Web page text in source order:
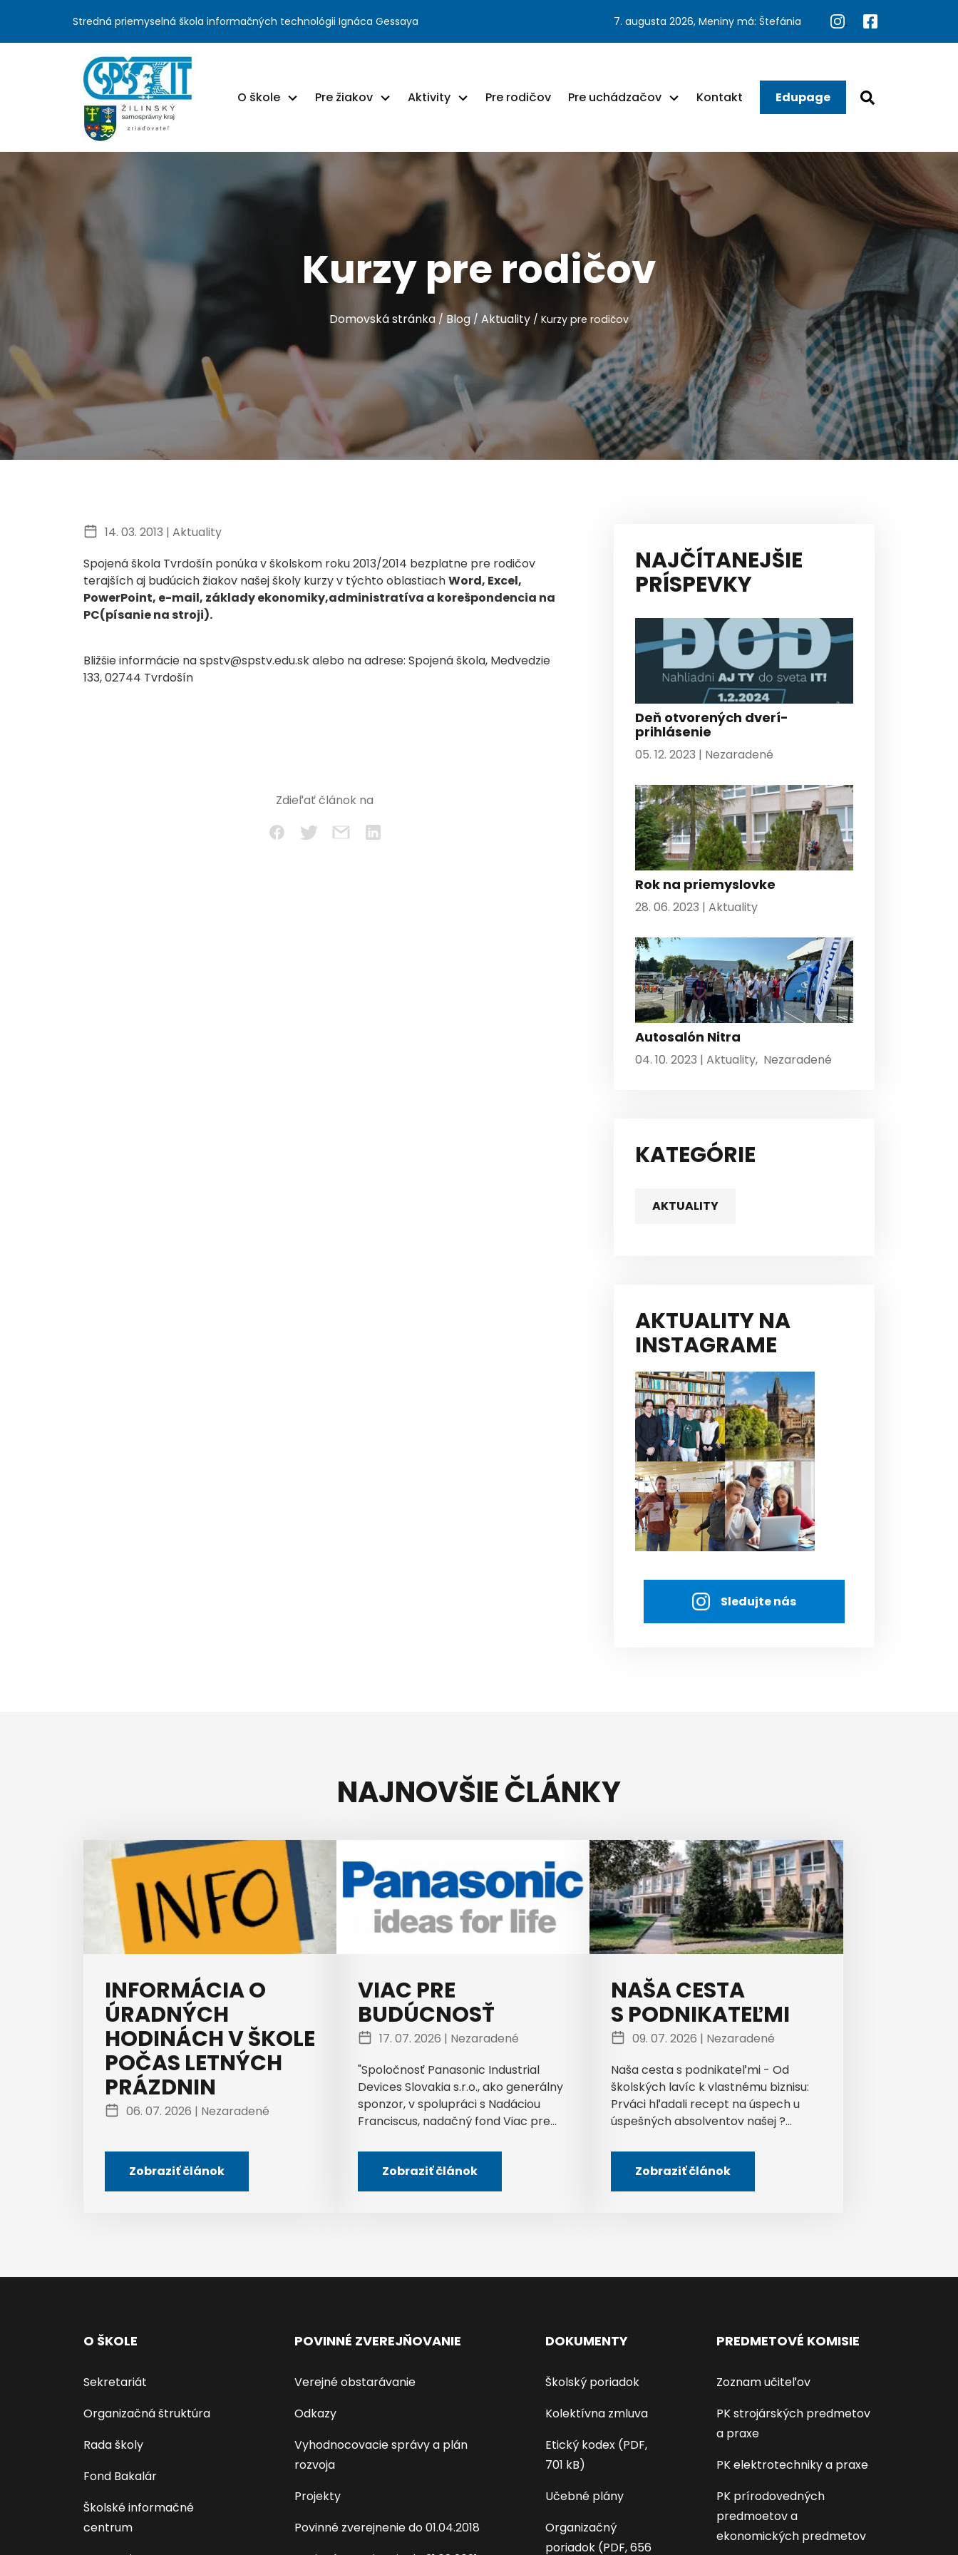
Stredná priemyselná škola informačných technológii Ignáca Gessaya 7. augusta 2026, Meniny má: Štefánia
O škole Pre žiakov Aktivity Pre rodičov Pre uchádzačov Kontakt Edupage
Kurzy pre rodičov
Domovská stránka /Blog/ Aktuality / Kurzy pre rodičov
14. 03. 2013 | Aktuality
Spojená škola Tvrdošín ponúka v školskom roku 2013/2014 bezplatne pre rodičov
terajších aj budúcich žiakov našej školy kurzy v týchto oblastiachWord, Excel,
PowerPoint, e-mail, základy ekonomiky,administratíva a korešpondencia na
PC(písanie na stroji).
Bližšie informácie na spstv@spstv.edu.sk alebo na adrese: Spojená škola, Medvedzie
133, 02744 Tvrdošín
Zdieľať článok na
NAJČÍTANEJŠIE
PRÍSPEVKY
Deň otvorených dverí-
prihlásenie
05. 12. 2023 | Nezaradené
Rok na priemyslovke
28. 06. 2023 | Aktuality
Autosalón Nitra
04. 10. 2023 | Aktuality, Nezaradené
KATEGÓRIE
AKTUALITY
AKTUALITY NA
INSTAGRAME
Sledujte nás
NAJNOVŠIE ČLÁNKY
INFORMÁCIA O
ÚRADNÝCH
HODINÁCH V ŠKOLE
POČAS LETNÝCH
PRÁZDNIN
06. 07. 2026 | Nezaradené
Zobraziť článok
VIAC PRE
BUDÚCNOSŤ
17. 07. 2026 | Nezaradené
"Spoločnosť Panasonic Industrial
Devices Slovakia s.r.o., ako generálny
sponzor, v spolupráci s Nadáciou
Franciscus, nadačný fond Viac pre...
Zobraziť článok
NAŠA CESTA
S PODNIKATEĽMI
09. 07. 2026 | Nezaradené
Naša cesta s podnikateľmi - Od
školských lavíc k vlastnému biznisu:
Prváci hľadali recept na úspech u
úspešných absolventov našej ?...
Zobraziť článok
O ŠKOLE
Sekretariát
Organizačná štruktúra
Rada školy
Fond Bakalár
Školské informačné
centrum
POVINNÉ ZVEREJŇOVANIE
Verejné obstarávanie
Odkazy
Vyhodnocovacie správy a plán
rozvoja
Projekty
Povinné zverejnenie do 01.04.2018
DOKUMENTY
Školský poriadok
Kolektívna zmluva
Etický kodex (PDF,
701 kB)
Učebné plány
Organizačný
poriadok (PDF, 656
PREDMETOVÉ KOMISIE
Zoznam učiteľov
PK strojárských predmetov
a praxe
PK elektrotechniky a praxe
PK prírodovedných
predmoetov a
ekonomických predmetov